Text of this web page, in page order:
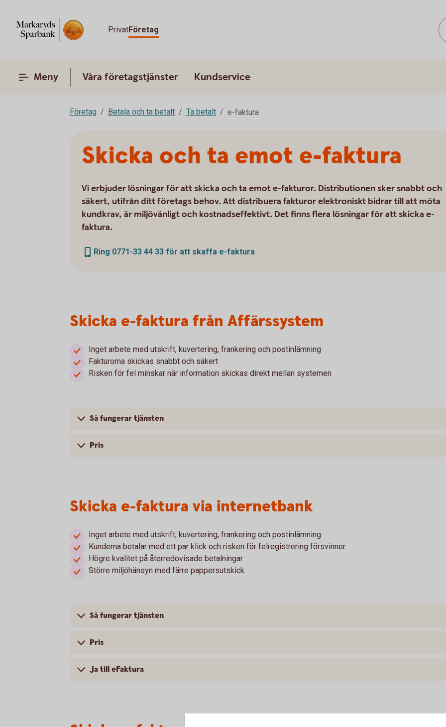
PrivatFöretag
Meny Våra företagstjänster Kundservice
Företag Betala och ta betalt Ta betalt e-faktura
Skicka och ta emot e-faktura
Vi erbjuder lösningar för att skicka och ta emot e-fakturor. Distributionen sker snabbt och
säkert, utifrån ditt företags behov. Att distribuera fakturor elektroniskt bidrar till att möta
kundkrav, är miljövänligt och kostnadseffektivt. Det finns flera lösningar för att skicka e-
faktura.
Ring 0771-33 44 33 för att skaffa e-faktura
Skicka e-faktura från Affärssystem
Inget arbete med utskrift, kuvertering, frankering och postinlämning
Fakturorna skickas snabbt och säkert
Risken för fel minskar när information skickas direkt mellan systemen
Så fungerar tjänsten
Pris
Skicka e-faktura via internetbank
Inget arbete med utskrift, kuvertering, frankering och postinlämning
Kunderna betalar med ett par klick och risken för felregistrering försvinner
Högre kvalitet på återredovisade betalningar
Större miljöhänsyn med färre pappersutskick
Så fungerar tjänsten
Pris
Ja till eFaktura